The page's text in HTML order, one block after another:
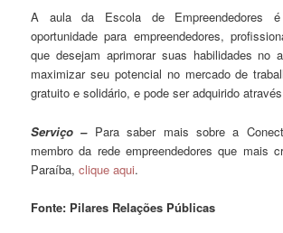
A aula da Escola de Empreendedores
oportunidade para empreendedores,
que desejam aprimorar suas habilidades no
maximizar seu potencial no mercado de
gratuito e solidário, e pode ser adquirido
Serviço –Para saber mais sobre a
membro da rede empreendedores que mais
Paraíba,clique aqui.
Fonte: Pilares Relações Públicas